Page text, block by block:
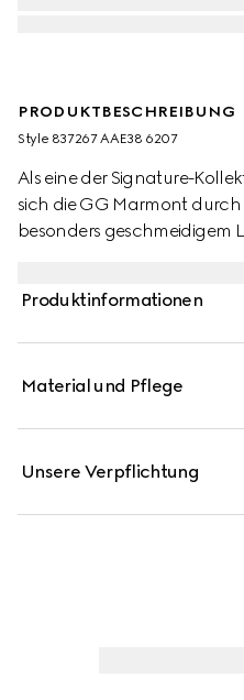
PRODUKTBESCHREIBUNG
Style ‎837267 AAE38 6207
Als eine der Signature-
sich die GG Marmont durch
besonders geschmeidigem
mittelgroßen und großen
Produktinformationen
Material und Pflege
Unsere Verpflichtung